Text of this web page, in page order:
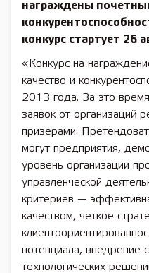
награждены
конкурс стартует 26
«Конкурс на
качество и
2013 года. За это
заявок от организаций
призерами.
могут предприятия,
уровень организации
управленческой
критериев —
качеством, четкое
потенциала, внедрение
технологических